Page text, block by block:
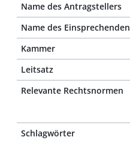
Name des Antragstellers
Name des Einsprechenden
Kammer
Leitsatz
Relevante Rechtsnormen
Schlagwörter